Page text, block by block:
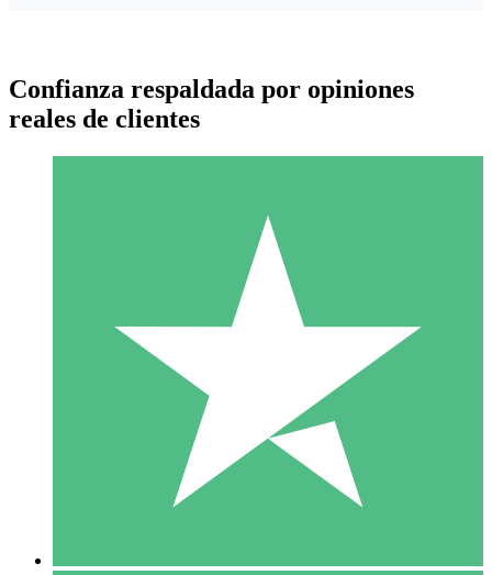
Paquetes de Créditos Individuales
Paga según el uso con créditos de descarga. Sin compromiso
10 00
Confianza respaldada por opiniones
reales de clientes